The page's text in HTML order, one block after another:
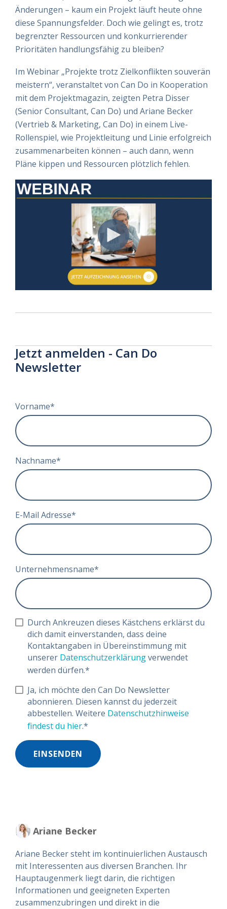
Änderungen – kaum ein Projekt läuft heute ohne
diese Spannungsfelder. Doch wie gelingt es, trotz
begrenzter Ressourcen und konkurrierender
Prioritäten handlungsfähig zu bleiben?
Im Webinar „Projekte trotz Zielkonflikten souverän
meistern“, veranstaltet von Can Do in Kooperation
mit dem Projektmagazin, zeigten Petra Disser
(Senior Consultant, Can Do) und Ariane Becker
(Vertrieb & Marketing, Can Do) in einem Live-
Rollenspiel, wie Projektleitung und Linie erfolgreich
zusammenarbeiten können – auch dann, wenn
Pläne kippen und Ressourcen plötzlich fehlen.
Jetzt anmelden - Can Do
Newsletter
Vorname*
Nachname*
E-Mail Adresse*
Unternehmensname*
Durch Ankreuzen dieses Kästchens erklärst du
dich damit einverstanden, dass deine
Kontaktangaben in Übereinstimmung mit
unserer Datenschutzerklärungverwendet
werden dürfen.*
Ja, ich möchte den Can Do Newsletter
abonnieren. Diesen kannst du jederzeit
abbestellen. Weitere Datenschutzhinweise
findest du hier.*
Ariane Becker
Ariane Becker steht im kontinuierlichen Austausch
mit Interessenten aus diversen Branchen. Ihr
Hauptaugenmerk liegt darin, die richtigen
Informationen und geeigneten Experten
zusammenzubringen und direkt in die